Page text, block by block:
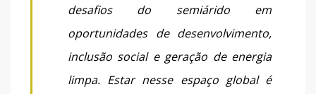
desafios do semiárido em
oportunidades de desenvolvimento,
inclusão social e geração de energia
limpa. Estar nesse espaço global é